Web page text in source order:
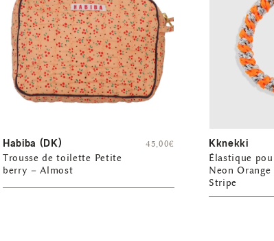
Habiba (DK)
Trousse de toilette Petite
berry – Almost
45,00€ Kknekki
Élastique
Neon
Stripe